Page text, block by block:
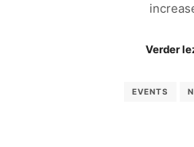
Verder
EVENTS